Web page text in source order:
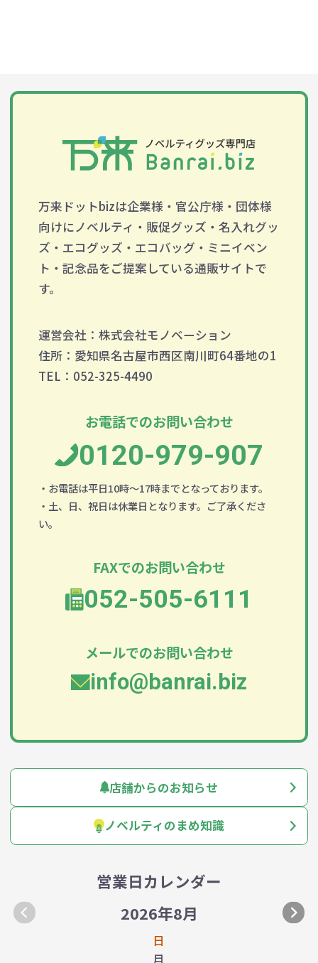
万来ドットbizは企業様・官公庁様・団体様
向けにノベルティ・販促グッズ・名入れグッ
ズ・エコグッズ・エコバッグ・ミニイベン
ト・記念品をご提案している通販サイトで
す。
運営会社：株式会社モノベーション
住所：愛知県名古屋市西区南川町64番地の1
TEL：052-325-4490
お電話でのお問い合わせ
0120-979-907
・お電話は平日10時～17時までとなっております。
・土、日、祝日は休業日となります。ご了承くださ
い。
FAXでのお問い合わせ
052-505-6111
メールでのお問い合わせ
info@banrai.biz
店舗からのお知らせ
ノベルティのまめ知識
営業日カレンダー
2026年8月
日
月